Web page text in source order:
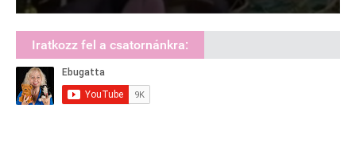
Iratkozz fel a csatornánkra: